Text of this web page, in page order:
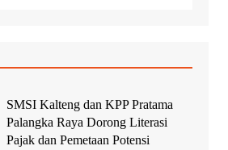
SMSI Kalteng dan KPP Pratama
Palangka Raya Dorong Literasi
Pajak dan Pemetaan Potensi